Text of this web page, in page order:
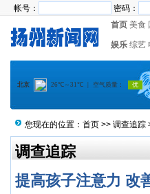
帐号： 密码：
首页 美食
娱乐 综艺
您现在的位置： 首页 >> 调查追踪
调查追踪
提高孩子注意力 改